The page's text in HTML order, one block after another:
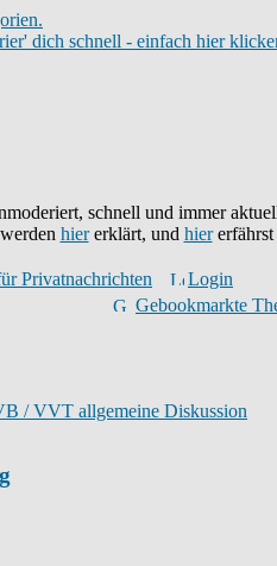
dich schnell - einfach hier
schnell und immer
hiererklärt, und hiererfährst
Privatnachrichten
Login
Gebookmarkte
/ VVT allgemeine Diskussion